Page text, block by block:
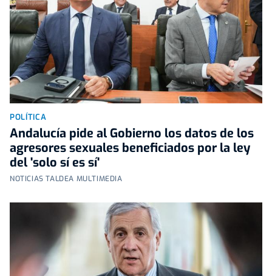
POLÍTICA
Andalucía pide al Gobierno los datos de los
agresores sexuales beneficiados por la ley
del 'solo sí es sí'
NOTICIAS TALDEA MULTIMEDIA